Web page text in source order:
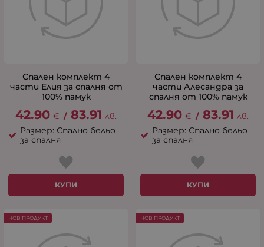
Спален комплект 4
части Елия за спалня от
100% памук
42.90 € / 83.91 лв.
Размер: Спално бельо
за спалня
КУПИ
Спален комплект 4
части Алесандра за
спалня от 100% памук
42.90 € / 83.91 лв.
Размер: Спално бельо
за спалня
КУПИ
НОВ ПРОДУКТ НОВ ПРОДУКТ